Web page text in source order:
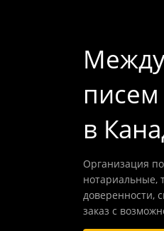
в
Организация
нотариальные,
доверенности,
заказ с